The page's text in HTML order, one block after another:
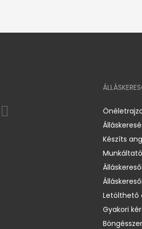
Készíts
Letölthető
Gyakori